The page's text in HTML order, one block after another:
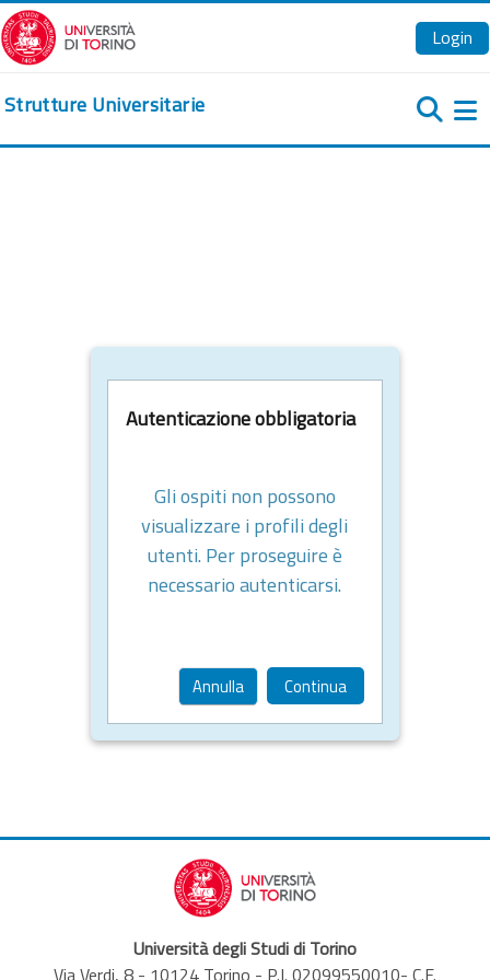
Vai al contenuto principale
Login
Strutture Universitarie
Autenticazione obbligatoria
Gli ospiti non possono
visualizzare i profili degli
utenti. Per proseguire è
necessario autenticarsi.
Annulla Continua
Università degli Studi di Torino
Via Verdi, 8 - 10124 Torino - P.I. 02099550010- C.F.